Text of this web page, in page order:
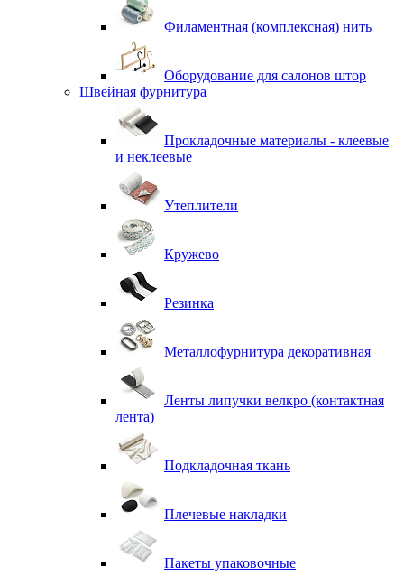
Филаментная (комплексная) нить
Оборудование для салонов штор
Швейная фурнитура
Прокладочные материалы - клеевые
и неклеевые
Утеплители
Кружево
Резинка
Металлофурнитура декоративная
Ленты липучки велкро (контактная
лента)
Подкладочная ткань
Плечевые накладки
Пакеты упаковочные